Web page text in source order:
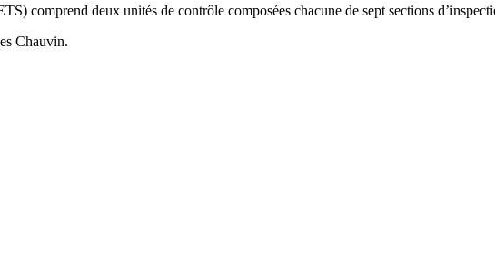
comprend deux unités de contrôle composées chacune de sept sections
Chauvin.